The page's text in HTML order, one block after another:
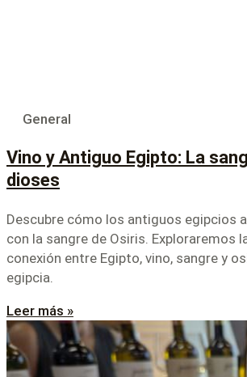
General
Vino y Antiguo Egipto: La
dioses
Descubre cómo los antiguos egipcios
con la sangre de Osiris. Exploraremos
conexión entre Egipto, vino, sangre y
egipcia.
Leer más »